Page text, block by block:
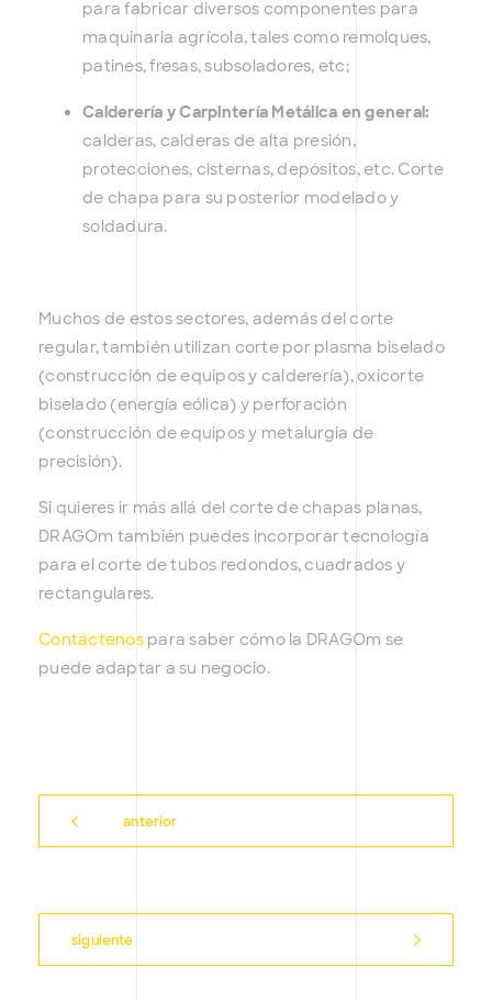
para fabricar diversos componentes para
maquinaria agrícola, tales como remolques,
patines, fresas, subsoladores, etc;
Calderería y Carpintería Metálica en general:
calderas, calderas de alta presión,
protecciones, cisternas, depósitos, etc. Corte
de chapa para su posterior modelado y
soldadura.
Muchos de estos sectores, además del corte
regular, también utilizan corte por plasma biselado
(construcción de equipos y calderería), oxicorte
biselado (energía eólica) y perforación
(construcción de equipos y metalurgia de
precisión).
Si quieres ir más allá del corte de chapas planas,
DRAGOm también puedes incorporar tecnología
para el corte de tubos redondos, cuadrados y
rectangulares.
Contáctenospara saber cómo la DRAGOm se
puede adaptar a su negocio.
anterior
siguiente